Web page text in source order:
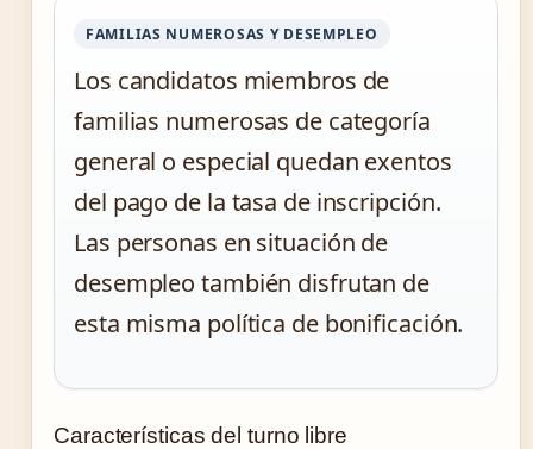
FAMILIAS NUMEROSAS Y DESEMPLEO
Los candidatos miembros de
familias numerosas de categoría
general o especial quedan exentos
del pago de la tasa de inscripción.
Las personas en situación de
desempleo también disfrutan de
esta misma política de bonificación.
Características del turno libre